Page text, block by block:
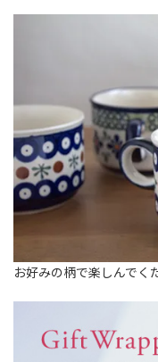
お好みの柄で楽しんでく